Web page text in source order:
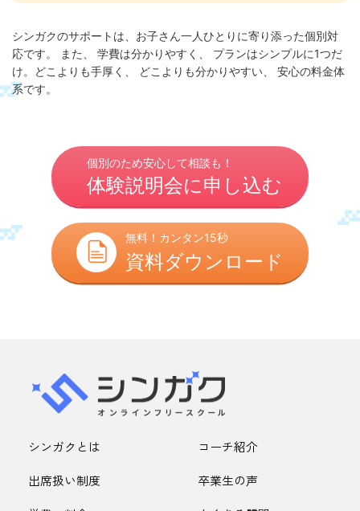
シンガクのサポートは、お子さん一人ひとりに寄り添った個別対
応です。 また、 学費は分かりやすく、 プランはシンプルに1つだ
け。どこよりも手厚く、 どこよりも分かりやすい、 安心の料金体
系です。
個別のため安心して相談も！
体験説明会に申し込む
無料！カンタン15秒
資料ダウンロード
シンガクとは
コーチ紹介
出席扱い制度
卒業生の声